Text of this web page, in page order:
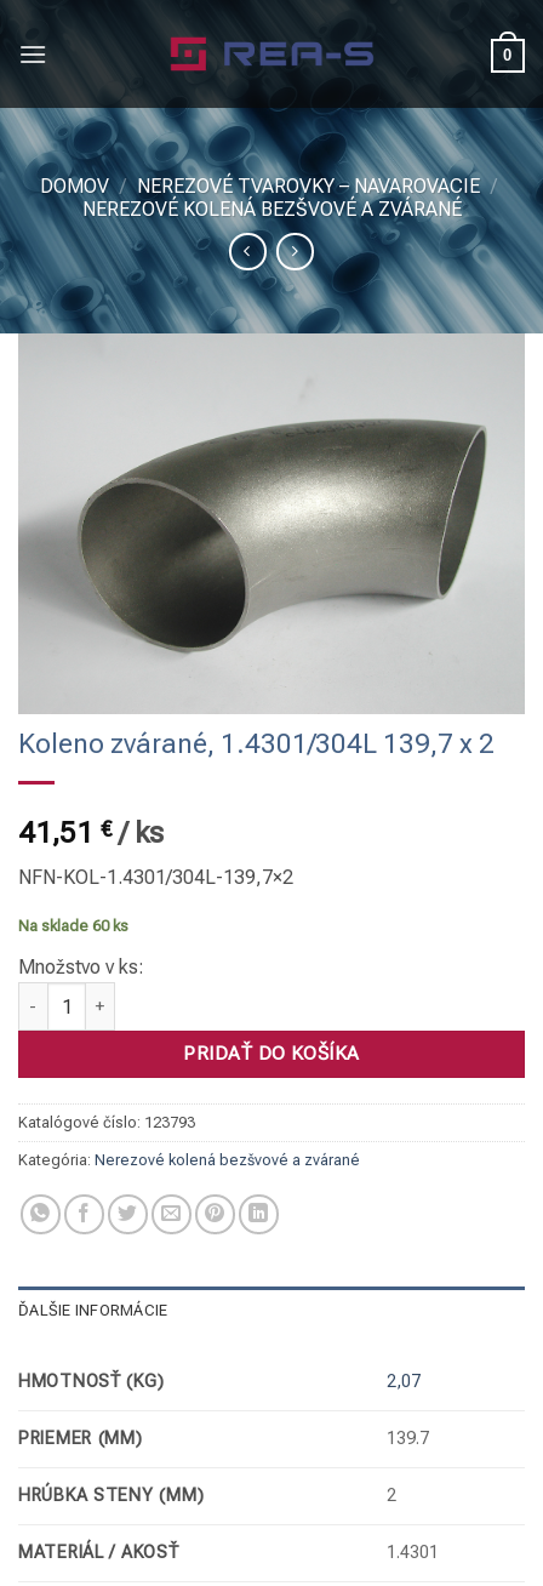
0
DOMOV / NEREZOVÉ TVAROVKY – NAVAROVACIE /
NEREZOVÉ KOLENÁ BEZŠVOVÉ A ZVÁRANÉ
Koleno zvárané, 1.4301/304L 139,7 x 2
41,51 €/ ks
NFN-KOL-1.4301/304L-139,7×2
Na sklade 60 ks
Množstvo v ks:
množstvo Koleno zvárané, 1.4301/304L 139,7 x 2
PRIDAŤ DO KOŠÍKA
Katalógové číslo: 123793
Kategória: Nerezové kolená bezšvové a zvárané
ĎALŠIE INFORMÁCIE
HMOTNOSŤ (KG) 2,07
PRIEMER (MM) 139.7
HRÚBKA STENY (MM) 2
MATERIÁL / AKOSŤ 1.4301